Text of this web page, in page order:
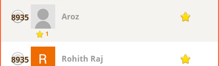
8935
1
Aroz 1
8935 Rohith Raj 1